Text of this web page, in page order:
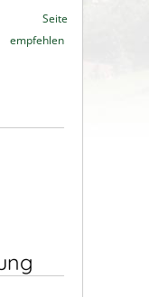
Seite
empfehlen